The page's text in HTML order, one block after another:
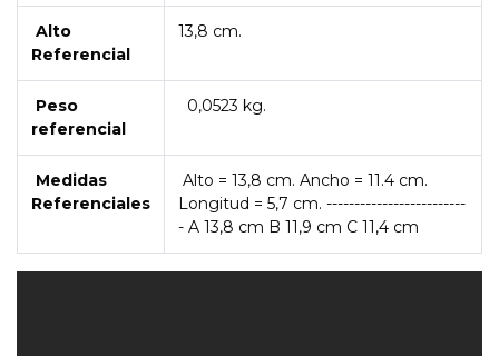
Alto
Referencial
13,8 cm.
Peso
referencial
0,0523 kg.
Medidas
Referenciales
Alto = 13,8 cm. Ancho = 11.4 cm.
Longitud = 5,7 cm. -------------------------
- A 13,8 cm B 11,9 cm C 11,4 cm